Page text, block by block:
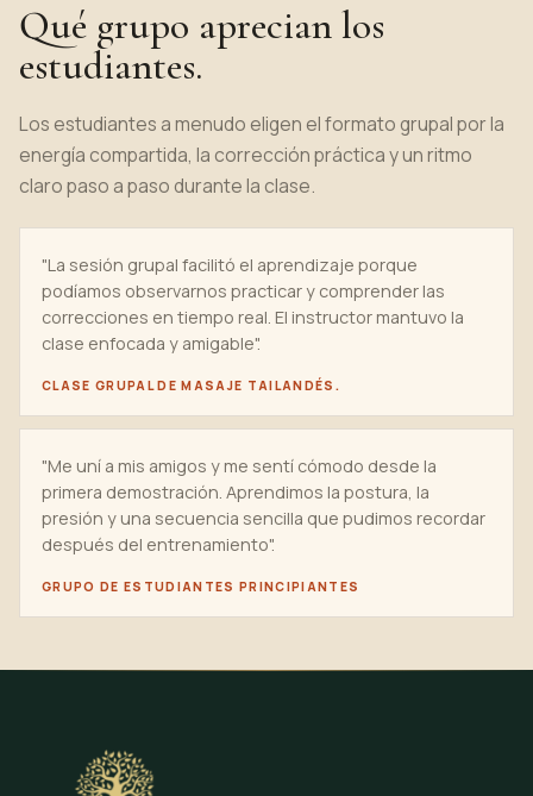
Qué grupo aprecian los
estudiantes.
Los estudiantes a menudo eligen el formato grupal por la
energía compartida, la corrección práctica y un ritmo
claro paso a paso durante la clase.
"La sesión grupal facilitó el aprendizaje porque
podíamos observarnos practicar y comprender las
correcciones en tiempo real. El instructor mantuvo la
clase enfocada y amigable".
CLASE GRUPAL DE MASAJE TAILANDÉS.
"Me uní a mis amigos y me sentí cómodo desde la
primera demostración. Aprendimos la postura, la
presión y una secuencia sencilla que pudimos recordar
después del entrenamiento".
GRUPO DE ESTUDIANTES PRINCIPIANTES